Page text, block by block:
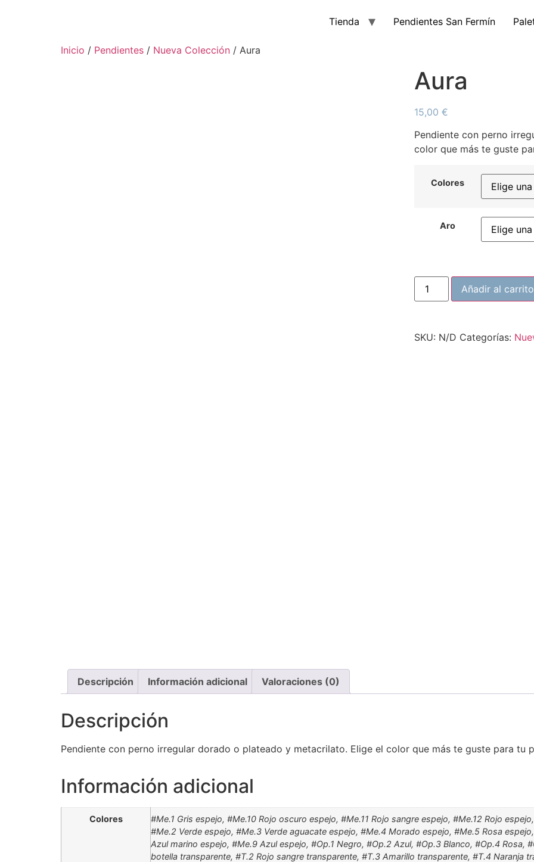
Tienda Pendientes San Fermín
Inicio / Pendientes / Nueva Colección / Aura
Aura
15,00 €
Pendiente con perno
color que más te guste
Colores
Aro
Añadir al carrito
SKU: N/D Categorías:
Descripción Información adicional Valoraciones (0)
Descripción
Pendiente con perno irregular dorado o plateado y metacrilato. Elige el color que más te guste para tu
Información adicional
Colores
#Me.1 Gris espejo, #Me.10 Rojo oscuro espejo, #Me.11 Rojo sangre espejo, #Me.12 Rojo
#Me.2 Verde espejo, #Me.3 Verde aguacate espejo, #Me.4 Morado espejo, #Me.5 Rosa
Azul marino espejo, #Me.9 Azul espejo, #Op.1 Negro, #Op.2 Azul, #Op.3 Blanco, #Op.4 Rosa,
botella transparente, #T.2 Rojo sangre transparente, #T.3 Amarillo transparente, #T.4 Naranja